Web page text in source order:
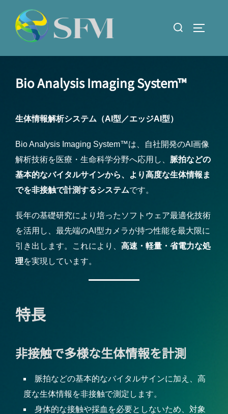
検
Bio Analysis Imaging System™
生体情報解析システム（AI型／エッジAI型）
Bio Analysis Imaging System™は、自社開発のAI画像
解析技術を医療・生命科学分野へ応用し、 脈拍などの
基本的なバイタルサインから、より高度な生体情報ま
でを非接触で計測するシステムです。
長年の基礎研究により培ったソフトウェア最適化技術
を活用し、最先端のAI型カメラが持つ性能を最大限に
引き出します。これにより、 高速・軽量・省電力な処
理を実現しています。
特長
非接触で多様な生体情報を計測
脈拍などの基本的なバイタルサインに加え、高
度な生体情報を非接触で測定します。
身体的な接触や採血を必要としないため、対象